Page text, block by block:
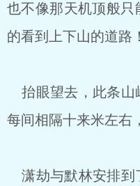
也不像那天机顶般只
的看到上下山的道路！
抬眼望去，此条山
每间相隔十来米左右
潇劫与默林安排到